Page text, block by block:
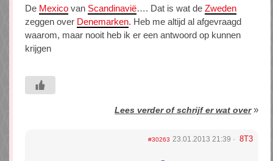
De Mexico van Scandinavië…. Dat is wat de Zweden
zeggen over Denemarken. Heb me altijd al afgevraagd
waarom, maar nooit heb ik er een antwoord op kunnen
krijgen
Lees verder of schrijf er wat over»
#30263 23.01.2013 21:39 8T3